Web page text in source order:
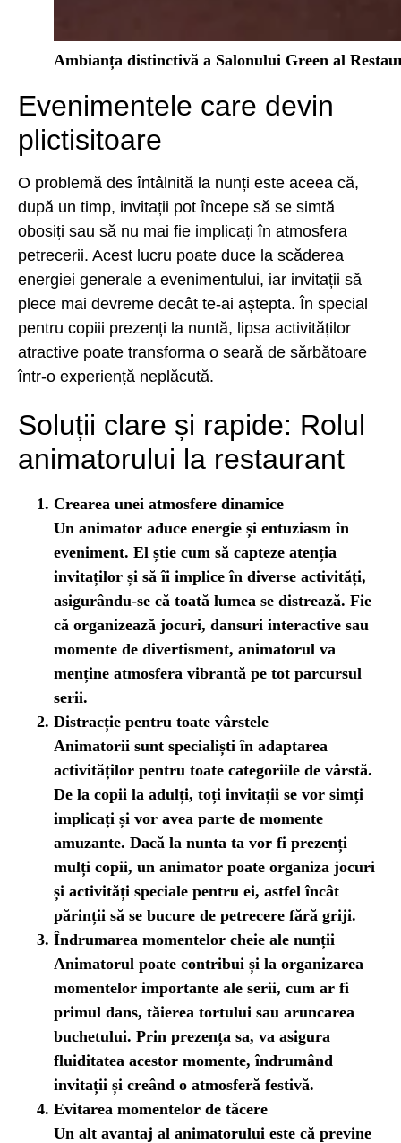
Ambianța distinctivă a Salonului Green al
Evenimentele care devin
plictisitoare
O problemă des întâlnită la nunți este aceea că,
după un timp, invitații pot începe să se simtă
obosiți sau să nu mai fie implicați în atmosfera
petrecerii. Acest lucru poate duce la scăderea
energiei generale a evenimentului, iar invitații să
plece mai devreme decât te-ai aștepta. În special
pentru copiii prezenți la nuntă, lipsa activităților
atractive poate transforma o seară de sărbătoare
într-o experiență neplăcută.
Soluții clare și rapide: Rolul
animatorului la restaurant
Crearea unei atmosfere dinamice
Un animator aduce energie și entuziasm în
eveniment. El știe cum să capteze atenția
invitaților și să îi implice în diverse activități,
asigurându-se că toată lumea se distrează. Fie
că organizează jocuri, dansuri interactive sau
momente de divertisment, animatorul va
menține atmosfera vibrantă pe tot parcursul
serii.
Distracție pentru toate vârstele
Animatorii sunt specialiști în adaptarea
activităților pentru toate categoriile de vârstă.
De la copii la adulți, toți invitații se vor simți
implicați și vor avea parte de momente
amuzante. Dacă la nunta ta vor fi prezenți
mulți copii, un animator poate organiza jocuri
și activități speciale pentru ei, astfel încât
părinții să se bucure de petrecere fără griji.
Îndrumarea momentelor cheie ale nunții
Animatorul poate contribui și la organizarea
momentelor importante ale serii, cum ar fi
primul dans, tăierea tortului sau aruncarea
buchetului. Prin prezența sa, va asigura
fluiditatea acestor momente, îndrumând
invitații și creând o atmosferă festivă.
Evitarea momentelor de tăcere
Un alt avantaj al animatorului este că previne